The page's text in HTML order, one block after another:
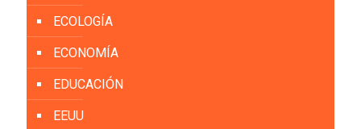
ECOLOGÍA
ECONOMÍA
EDUCACIÓN
EEUU